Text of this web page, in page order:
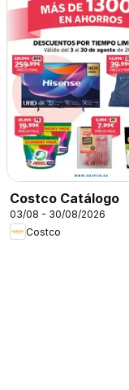
Costco Catálogo
03/08 - 30/08/2026
Costco